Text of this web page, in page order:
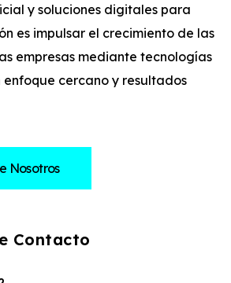
y soluciones digitales para
es impulsar el crecimiento de las
empresas mediante tecnologías
enfoque cercano y resultados
Nosotros
Contacto